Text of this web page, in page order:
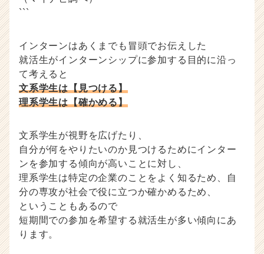
```
インターンはあくまでも冒頭でお伝えした
就活生がインターンシップに参加する目的に沿っ
て考えると
文系学生は【見つける】
理系学生は【確かめる】
文系学生が視野を広げたり、
自分が何をやりたいのか見つけるためにインター
ンを参加する傾向が高いことに対し、
理系学生は特定の企業のことをよく知るため、自
分の専攻が社会で役に立つか確かめるため、
ということもあるので
短期間での参加を希望する就活生が多い傾向にあ
ります。